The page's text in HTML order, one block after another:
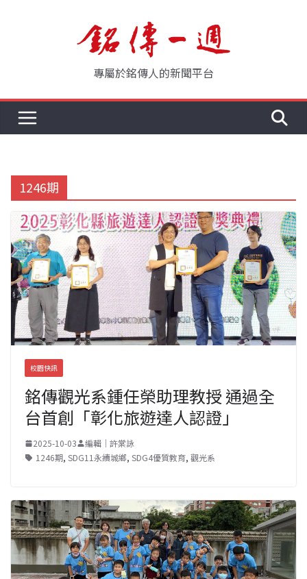
專屬於銘傳人的新聞平台
1246期
校園快訊
銘傳觀光系鍾任榮助理教授 通過全
台首創「彰化旅遊達人認證」
2025-10-03
編輯｜許棠詠
1246期, SDG11永續城鄉, SDG4優質教育, 觀光系